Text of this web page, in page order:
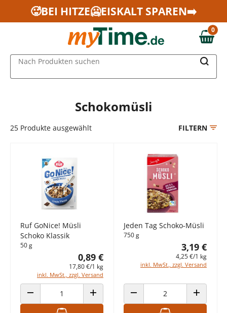
Zum Hauptinhalt springen
Zur Navigation springen
Zur Suche springen
🥵BEI HITZE🥶EISKALT SPAREN➡️
0,00 €
0
Nach Produkten suchen
Schokomüsli
25 Produkte ausgewählt FILTERN
Ruf GoNice! Müsli
Schoko Klassik
50 g
0,89 €
17,80 €/1 kg
inkl. MwSt., zzgl. Versand
ANZAHL VERRINGERN ANZAHL ERHÖHEN
Jeden Tag Schoko-Müsli
750 g
3,19 €
4,25 €/1 kg
inkl. MwSt., zzgl. Versand
ANZAHL VERRINGERN ANZAHL